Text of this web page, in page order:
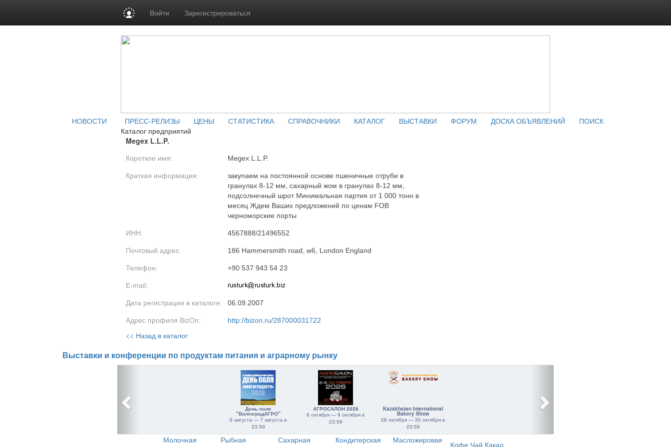
Войти Зарегистрироваться
НОВОСТИ ПРЕСС-РЕЛИЗЫ ЦЕНЫ СТАТИСТИКА СПРАВОЧНИКИ КАТАЛОГ ВЫСТАВКИ ФОРУМ ДОСКА ОБЪЯВЛЕНИЙ
ПОИСК
Каталог предприятий
Megex L.L.P.
Короткое имя: Megex L.L.P.
Краткая информация:
закупаем на постоянной основе пшеничные отруби в
гранулах 8-12 мм, сахарный жом в гранулах 8-12 мм,
подсолнечный шрот Минимальная партия от 1 000 тонн в
месяц Ждем Ваших предложений по ценам FOB
черноморские порты
ИНН: 4567888/21496552
Почтовый адрес: 186 Hammersmith road, w6, London England
Телефон: +90 537 943 54 23
E-mail:
Дата регистрации в каталоге: 06.09.2007
Адрес профиля BizOn: http://bizon.ru/287000031722
<< Назад в каталог
Выставки и конференции по продуктам питания и аграрному рынку
День поля
"ВолгоградАГРО"
6 августа — 7 августа в
23:59
АГРОСАЛОН 2026
6 октября — 9 октября в
23:59
Kazakhstan International
Bakery Show
28 октября — 30 октября в
23:59
Молочная
Рыбная
Сахарная
Кондитерская
Масложировая
Кофе Чай Какао